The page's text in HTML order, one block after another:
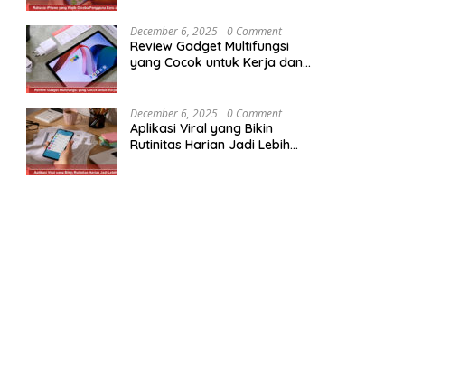
December 6, 2025 0 Comment
Review Gadget Multifungsi
yang Cocok untuk Kerja dan
December 6, 2025 0 Comment
Aplikasi Viral yang Bikin
Rutinitas Harian Jadi Lebih